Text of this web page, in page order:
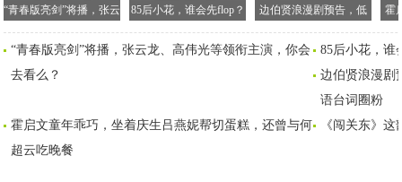
“青春版亮剑”将播，张云
龙、高伟光等领衔主
演，你会去看么？
85后小花，谁会先flop？
刘诗诗和刘亦菲很危险
边伯贤浪漫剧预告，低
头咬唇让人心空悸动，
黄旭熙粤语台词圈粉
霍
庆
“青春版亮剑”将播，张云龙、高伟光等领衔主演，你会
去看么？
85后小花，谁
边伯贤浪漫剧
语台词圈粉
霍启文童年乖巧，坐着庆生吕燕妮帮切蛋糕，还曾与何
超云吃晚餐
《闯关东》